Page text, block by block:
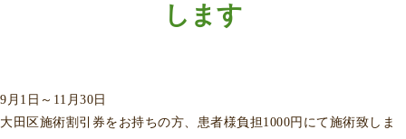
します
9月1日～11月30日
大田区施術割引券をお持ちの方、患者様負担1000円にて施術致しま